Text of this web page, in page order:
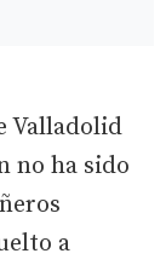
Valladolid
no ha sido
a